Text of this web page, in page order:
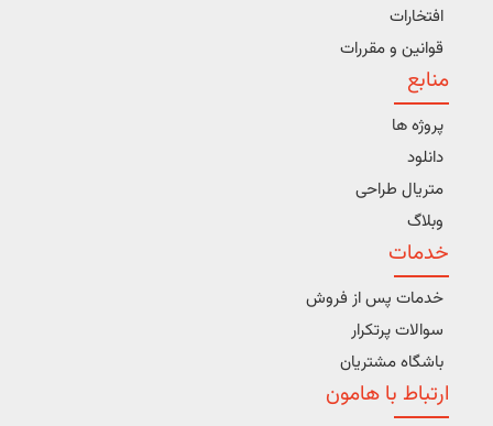
افتخارات
قوانین و مقررات
منابع
پروژه ها
دانلود
متریال طراحی
وبلاگ
خدمات
خدمات پس از فروش
سوالات پرتکرار
باشگاه مشتریان
ارتباط با هامون